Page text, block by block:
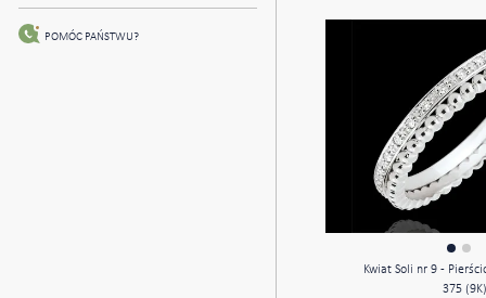
POMÓC PAŃSTWU?
Kwiat Soli nr 9 -
375 (9K)